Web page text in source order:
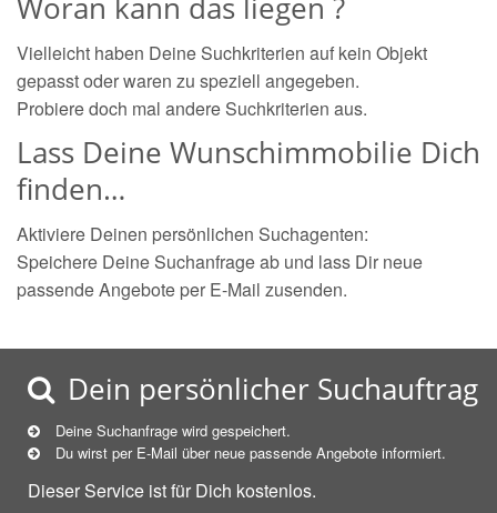
Vielleicht haben Deine Suchkriterien auf kein Objekt
gepasst oder waren zu speziell angegeben.
Probiere doch mal andere Suchkriterien aus.
Lass Deine Wunschimmobilie Dich
finden…
Aktiviere Deinen persönlichen Suchagenten:
Speichere Deine Suchanfrage ab und lass Dir neue
passende Angebote per E-Mail zusenden.
Dein persönlicher Suchauftrag
Deine Suchanfrage wird gespeichert.
Du wirst per E-Mail über neue passende Angebote informiert.
Dieser Service ist für Dich kostenlos.